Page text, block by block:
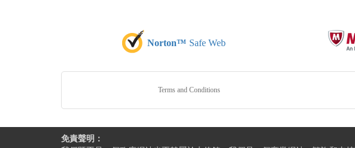
Norton™ Safe Web
Terms and Conditions
免責聲明：